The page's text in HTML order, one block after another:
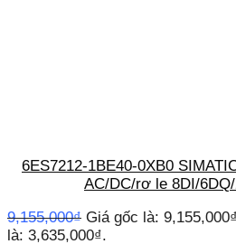
6ES7212-1BE40-0XB0
AC/DC/rơ le 8DI/
9,155,000₫ Giá gốc là:
là: 3,635,000₫.